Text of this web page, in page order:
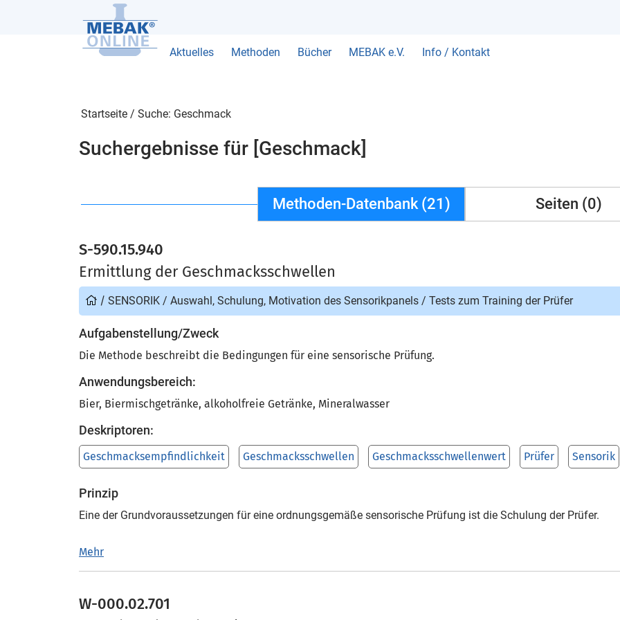
Aktuelles Methoden Bücher MEBAK e.V. Info / Kontakt
Startseite / Suche: Geschmack
Suchergebnisse für [Geschmack]
Methoden-Datenbank (21) Seiten (0)
S-590.15.940
Ermittlung der Geschmacksschwellen
/ SENSORIK / Auswahl, Schulung, Motivation des Sensorikpanels / Tests zum Training der Prüfer
Aufgabenstellung/Zweck
Die Methode beschreibt die Bedingungen für eine sensorische Prüfung.
Anwendungsbereich:
Bier, Biermischgetränke, alkoholfreie Getränke, Mineralwasser
Deskriptoren:
Geschmacksempfindlichkeit Geschmacksschwellen Geschmacksschwellenwert Prüfer Sensorik
Prinzip
Eine der Grundvoraussetzungen für eine ordnungsgemäße sensorische Prüfung ist die Schulung der Prüfer.
Mehr
W-000.02.701